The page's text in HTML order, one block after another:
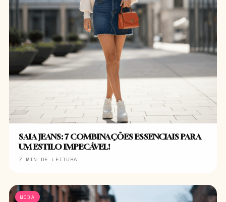
SAIA JEANS: 7 COMBINAÇÕES ESSENCIAIS PARA
UM ESTILO IMPECÁVEL!
7 MIN DE LEITURA
MODA